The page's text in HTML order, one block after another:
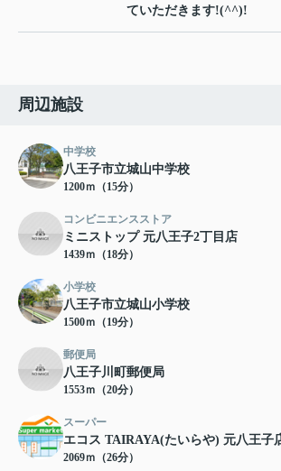
ていただきます!(^^)!
周辺施設
中学校
八王子市立城山中学校
1200ｍ（15分）
コンビニエンスストア
ミニストップ 元八王子2丁目店
1439ｍ（18分）
小学校
八王子市立城山小学校
1500ｍ（19分）
郵便局
八王子川町郵便局
1553ｍ（20分）
スーパー
エコス TAIRAYA(たいらや) 元八王子
2069ｍ（26分）